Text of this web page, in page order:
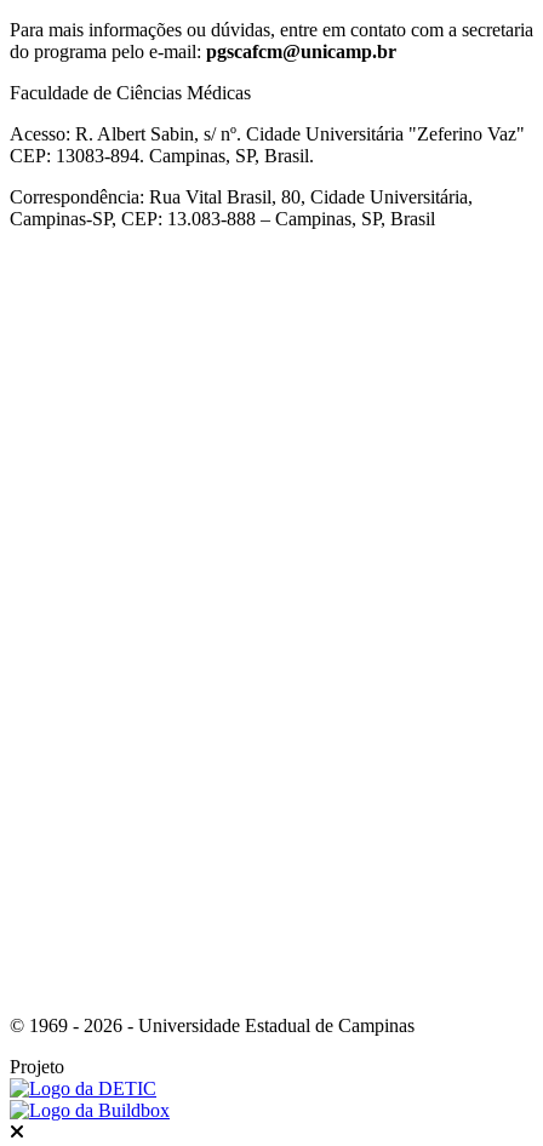
Para mais informações ou dúvidas, entre em contato com a secretaria
do programa pelo e-mail: pgscafcm@unicamp.br
Faculdade de Ciências Médicas
Acesso: R. Albert Sabin, s/ nº. Cidade Universitária "Zeferino Vaz"
CEP: 13083-894. Campinas, SP, Brasil.
Correspondência: Rua Vital Brasil, 80, Cidade Universitária,
Campinas-SP, CEP: 13.083-888 – Campinas, SP, Brasil
© 1969 - 2026 - Universidade Estadual de Campinas
Projeto